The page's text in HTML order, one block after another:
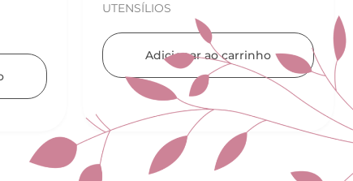
– Konfektt
UTENSÍLIOS
Adicionar ao carrinho